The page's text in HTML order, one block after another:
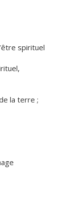
spirituel
la terre ;